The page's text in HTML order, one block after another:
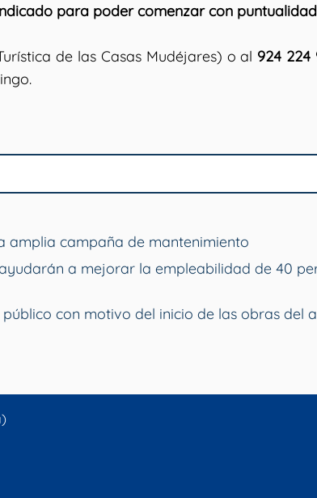
para poder comenzar con
de las Casas Mudéjares) o al 924 224
amplia campaña de mantenimiento
a mejorar la empleabilidad de 40
con motivo del inicio de las obras del